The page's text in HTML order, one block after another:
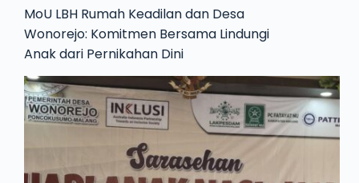
MoU LBH Rumah Keadilan dan Desa
Wonorejo: Komitmen Bersama Lindungi
Anak dari Pernikahan Dini